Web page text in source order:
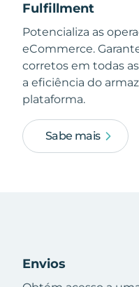
Fulfillment
Potencializa as
eCommerce.
corretos em todas
a eficiência do
plataforma.
Sabe mais
Envios